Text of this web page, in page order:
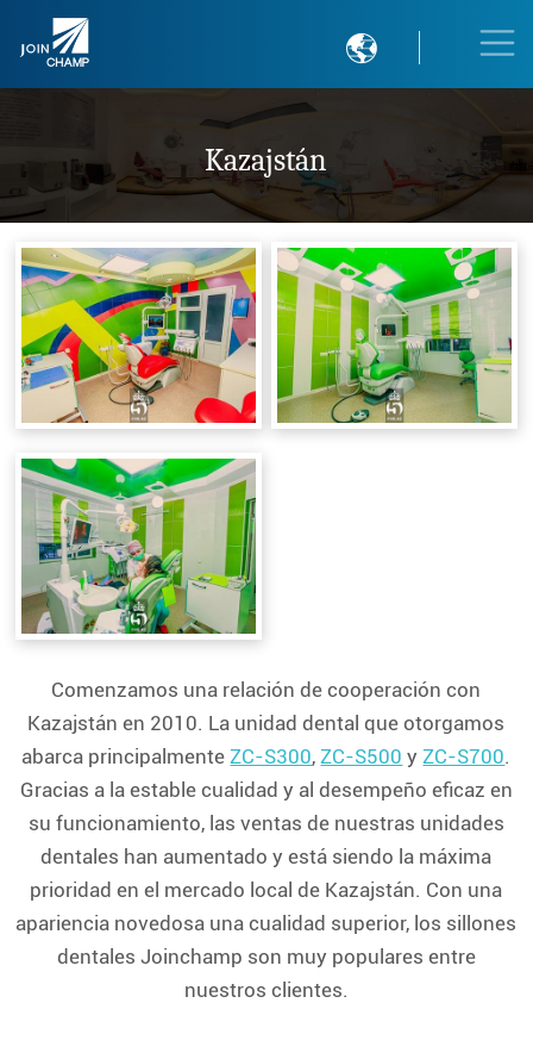

Kazajstán
Comenzamos una relación de cooperación con
Kazajstán en 2010. La unidad dental que otorgamos
abarca principalmenteZC-S300,ZC-S500 yZC-S700.
Gracias a la estable cualidad y al desempeño eficaz en
su funcionamiento, las ventas de nuestras unidades
dentales han aumentado y está siendo la máxima
prioridad en el mercado local de Kazajstán. Con una
apariencia novedosa una cualidad superior, los sillones
dentales Joinchamp son muy populares entre
nuestros clientes.